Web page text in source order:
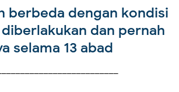
berbeda dengan kondisi
dan pernah
selama 13 abad